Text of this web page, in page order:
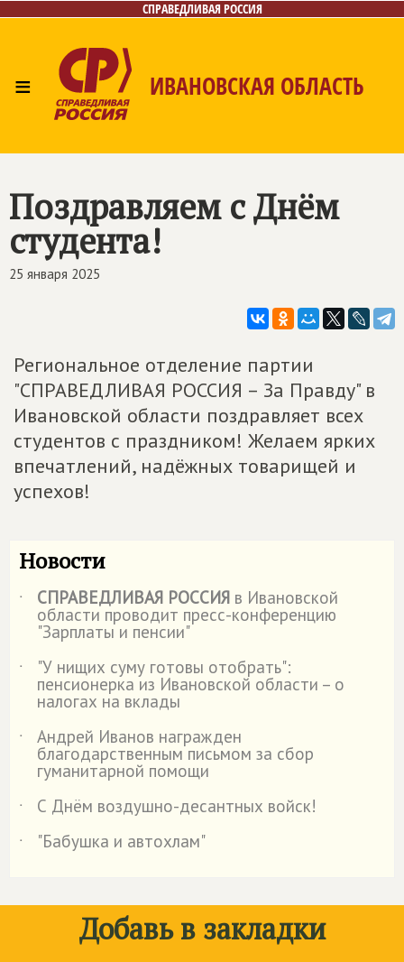
СПРАВЕДЛИВАЯ РОССИЯ
≡ ИВАНОВСКАЯ ОБЛАСТЬ
Поздравляем с Днём
студента!
25 января 2025
Региональное отделение партии
"СПРАВЕДЛИВАЯ РОССИЯ – За Правду" в
Ивановской области поздравляет всех
студентов с праздником! Желаем ярких
впечатлений, надёжных товарищей и
успехов!
Новости
˙ СПРАВЕДЛИВАЯ РОССИЯ в Ивановской
области проводит пресс-конференцию
"Зарплаты и пенсии"
˙
"У нищих суму готовы отобрать":
пенсионерка из Ивановской области – о
налогах на вклады
˙
Андрей Иванов награжден
благодарственным письмом за сбор
гуманитарной помощи
˙
С Днём воздушно-десантных войск!
˙
"Бабушка и автохлам"
Добавь в закладки